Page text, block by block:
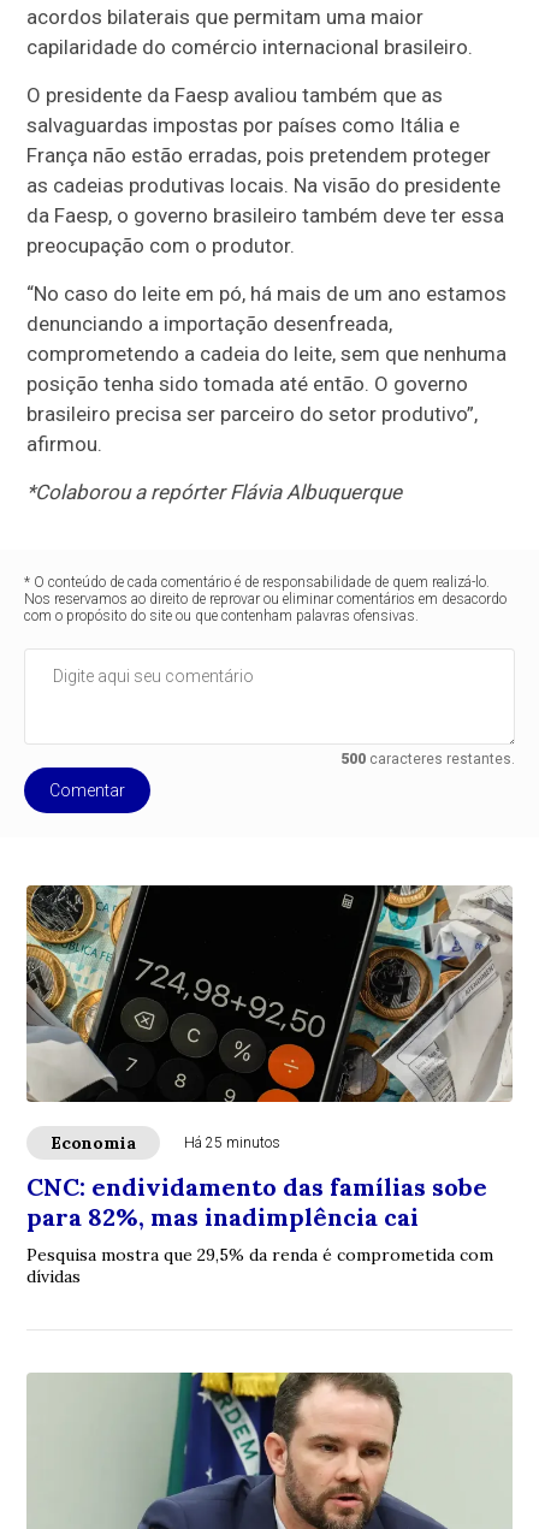
acordos bilaterais que permitam uma maior
capilaridade do comércio internacional brasileiro.
O presidente da Faesp avaliou também que as
salvaguardas impostas por países como Itália e
França não estão erradas, pois pretendem proteger
as cadeias produtivas locais. Na visão do presidente
da Faesp, o governo brasileiro também deve ter essa
preocupação com o produtor.
“No caso do leite em pó, há mais de um ano estamos
denunciando a importação desenfreada,
comprometendo a cadeia do leite, sem que nenhuma
posição tenha sido tomada até então. O governo
brasileiro precisa ser parceiro do setor produtivo”,
afirmou.
*Colaborou a repórter Flávia Albuquerque
* O conteúdo de cada comentário é de responsabilidade de quem realizá-lo.
Nos reservamos ao direito de reprovar ou eliminar comentários em desacordo
com o propósito do site ou que contenham palavras ofensivas.
500caracteres restantes.
Comentar
Economia Há 25 minutos
CNC: endividamento das famílias sobe
para 82%, mas inadimplência cai
Pesquisa mostra que 29,5% da renda é comprometida com
dívidas